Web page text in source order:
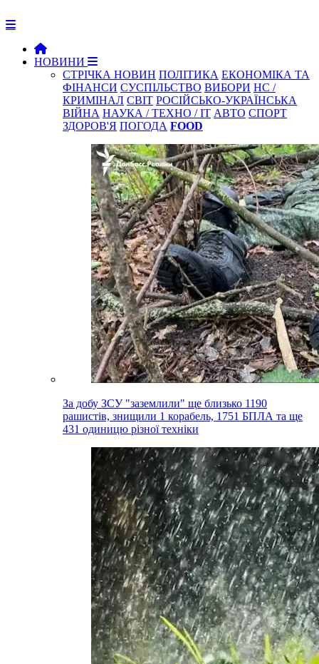
НОВИНИ
СТРІЧКА НОВИН ПОЛІТИКА ЕКОНОМІКА ТА
ФІНАНСИ СУСПІЛЬСТВО ВИБОРИ НС /
КРИМІНАЛ СВІТ РОСІЙСЬКО-УКРАЇНСЬКА
ВІЙНА НАУКА / ТЕХНО / IT АВТО СПОРТ
ЗДОРОВ'Я ПОГОДА FOOD
За добу ЗСУ "заземлили" ще близько 1190
рашистів, знищили 1 корабель, 1751 БПЛА та ще
431 одиницю різної техніки